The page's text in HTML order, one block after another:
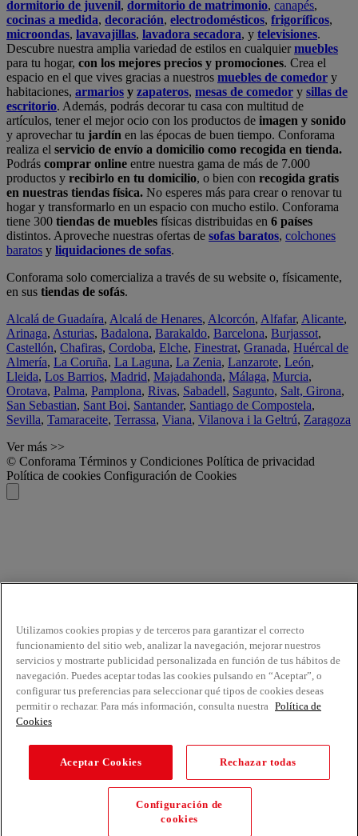
dormitorio de juvenil, dormitorio de matrimonio, canapés,
cocinas a medida, decoración, electrodomésticos, frigoríficos,
microondas, lavavajillas, lavadora secadora, y televisiones.
Descubre nuestra amplia variedad de estilos en cualquiermuebles
para tu hogar, con los mejores precios y promociones. Crea el
espacio en el que vives gracias a nuestros muebles de comedor y
habitaciones, armarios y zapateros, mesas de comedor y sillas de
escritorio. Además, podrás decorar tu casa con multitud de
artículos, tener el mejor ocio con los productos de imagen y sonido
y aprovechar tu jardín en las épocas de buen tiempo. Conforama
realiza el servicio de envío a domicilio como recogida en tienda.
Podrás comprar online entre nuestra gama de más de 7.000
productos y recibirlo en tu domicilio, o bien con recogida gratis
en nuestras tiendas física. No esperes más para crear o renovar tu
hogar y transformarlo en un espacio con mucho estilo. Conforama
tiene 300 tiendas de muebles físicas distribuidas en 6 países
distintos. Aproveche nuestras ofertas de sofas baratos, colchones
baratos y liquidaciones de sofas.
Conforama solo comercializa a través de su website o, físicamente,
en sus tiendas de sofás.
Alcalá de Guadaíra, Alcalá de Henares, Alcorcón, Alfafar, Alicante,
Arinaga, Asturias, Badalona, Barakaldo, Barcelona, Burjassot,
Castellón, Chafiras, Cordoba, Elche, Finestrat, Granada, Huércal de
Almería, La Coruña, La Laguna, La Zenia, Lanzarote, León,
Lleida, Los Barrios, Madrid, Majadahonda, Málaga, Murcia,
Orotava, Palma, Pamplona, Rivas, Sabadell, Sagunto, Salt, Girona,
San Sebastian, Sant Boi, Santander, Santiago de Compostela,
Sevilla, Tamaraceite, Terrassa, Viana, Vilanova i la Geltrú, Zaragoza
Ver más >>
© Conforama Términos y Condiciones Política de privacidad
Política de cookies Configuración de Cookies
Utilizamos cookies propias y de terceros para garantizar el correcto
funcionamiento del sitio web, analizar la navegación, mejorar nuestros
servicios y mostrarte publicidad personalizada en función de tus hábitos de
navegación. Puedes aceptar todas las cookies pulsando en “Aceptar”, o
configurar tus preferencias para seleccionar qué tipos de cookies deseas
permitir o rechazar. Para más información, consulta nuestra Política de
Cookies
Aceptar Cookies Rechazar todas
Configuración de
cookies